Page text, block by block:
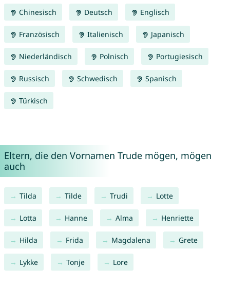
Chinesisch Deutsch Englisch
Französisch Italienisch Japanisch
Niederländisch Polnisch Portugiesisch
Russisch Schwedisch Spanisch
Türkisch
Eltern, die den Vornamen Trude mögen, mögen
auch
Tilda Tilde Trudi Lotte
Lotta Hanne Alma Henriette
Hilda Frida Magdalena Grete
Lykke Tonje Lore